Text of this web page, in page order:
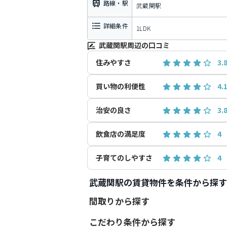
路線・駅 武蔵関駅
詳細条件 1LDK
武蔵関駅周辺の口コミ
住みやすさ
買い物の利便性
治安の良さ
飲食店の満足度 4
子育てのしやすさ 4
武蔵関駅の賃貸物件を条件から探す
間取りから探す
こだわり条件から探す